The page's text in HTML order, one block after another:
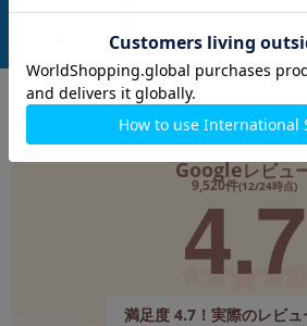
(税込) 中古Cランク
Googleレビュ
9,520件(12/24時点)
4.7
満足度 4.7！実際のレビュ